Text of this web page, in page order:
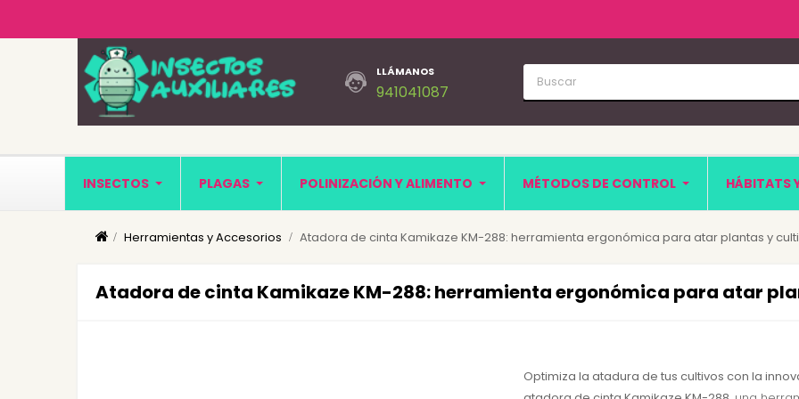
LLÁMANOS
941041087
INSECTOS PLAGAS POLINIZACIÓN Y ALIMENTO MÉTODOS DE CONTROL HÁBITATS
Herramientas y Accesorios Atadora de cinta Kamikaze KM-288: herramienta ergonómica para atar plantas y
Atadora de cinta Kamikaze KM-288: herramienta ergonómica para atar
Optimiza la atadura de tus cultivos con la